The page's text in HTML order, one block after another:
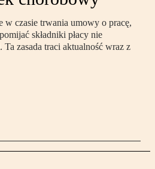
w czasie trwania umowy o pracę,
składniki płacy nie
Ta zasada traci aktualność wraz z